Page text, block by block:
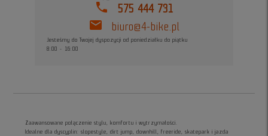
phone 575 444 731
mail biuro@4-bike.pl
Jesteśmy do Twojej dyspozycji od poniedziałku do piątku
8:00 - 16:00
Zaawansowane połączenie stylu, komfortu i wytrzymałości.
Idealne dla dyscyplin: slopestyle, dirt jump, downhill, freeride, skatepark i jazda